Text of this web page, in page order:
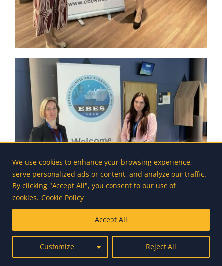
We use cookies to enhance your browsing experience,
serve personalized ads or content, and analyze our traffic.
By clicking "Accept All", you consent to our use of
cookies. Cookie Policy
Customize Reject All
Accept All